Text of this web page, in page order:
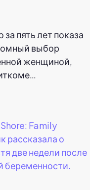
пять лет показа
выбор
женщиной,